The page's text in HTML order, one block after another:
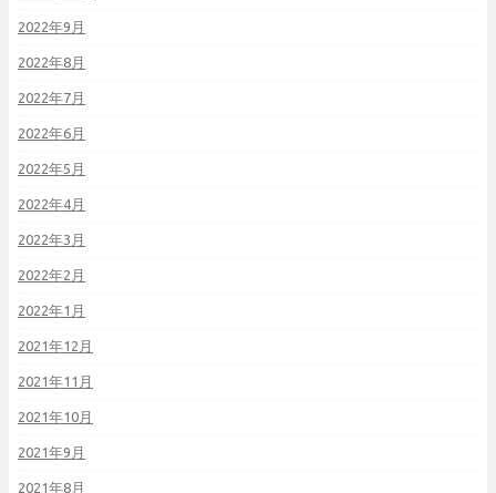
2022年9月
2022年8月
2022年7月
2022年6月
2022年5月
2022年4月
2022年3月
2022年2月
2022年1月
2021年12月
2021年11月
2021年10月
2021年9月
2021年8月